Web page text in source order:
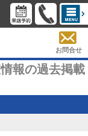
お問合せ
報の過去掲載